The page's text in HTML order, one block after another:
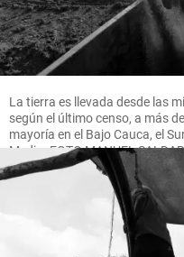
La tierra es llevada desde las
según el último censo, a más
mayoría en el Bajo Cauca, el
Medio. FOTO MANUEL